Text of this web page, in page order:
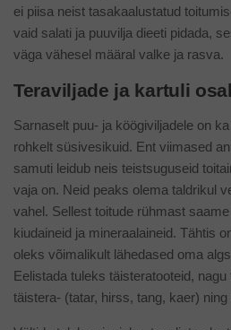
ei piisa neist tasakaalustatud
vaid salati ja puuvilja dieeti pidada,
väga vähesel määral valke ja rasva.
Teraviljade ja kartuli
Sarnaselt puu- ja köögiviljadele on
rohkelt süsivesikuid. Ent viimased
samuti leidub neis teistsuguseid
vaja on. Neid peaks olema taldrikul
vahel. Sellest toitude rühmast
kiudaineid ja mineraalaineid. Tähtis
oleks võimalikult lähedased oma
Eelistada tuleks täisteratooteid,
täistera- (tatar, hirss, tang, kaer)